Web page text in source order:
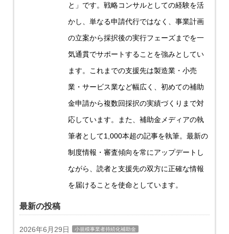
と」です。戦略コンサルとしての経験を活
かし、単なる申請代行ではなく、事業計画
の立案から採択後の実行フェーズまでを一
気通貫でサポートすることを強みとしてい
ます。これまでの支援先は製造業・小売
業・サービス業など幅広く、初めての補助
金申請から複数回採択の実績づくりまで対
応しています。また、補助金メディアの執
筆者として1,000本超の記事を執筆。最新の
制度情報・審査傾向を常にアップデートし
ながら、読者と支援先の双方に正確な情報
を届けることを使命としています。
最新の投稿
2026年6月29日 小規模事業者持続化補助金